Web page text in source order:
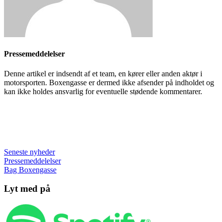
Pressemeddelelser
Denne artikel er indsendt af et team, en kører eller anden aktør i
motorsporten. Boxengasse er dermed ikke afsender på indholdet og
kan ikke holdes ansvarlig for eventuelle stødende kommentarer.
Seneste nyheder
Pressemeddelelser
Bag Boxengasse
Lyt med på